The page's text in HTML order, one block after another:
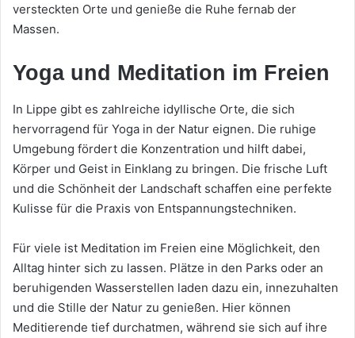
versteckten Orte und genieße die Ruhe fernab der
Massen.
Yoga und Meditation im Freien
In Lippe gibt es zahlreiche idyllische Orte, die sich
hervorragend für Yoga in der Natur eignen. Die ruhige
Umgebung fördert die Konzentration und hilft dabei,
Körper und Geist in Einklang zu bringen. Die frische Luft
und die Schönheit der Landschaft schaffen eine perfekte
Kulisse für die Praxis von Entspannungstechniken.
Für viele ist Meditation im Freien eine Möglichkeit, den
Alltag hinter sich zu lassen. Plätze in den Parks oder an
beruhigenden Wasserstellen laden dazu ein, innezuhalten
und die Stille der Natur zu genießen. Hier können
Meditierende tief durchatmen, während sie sich auf ihre